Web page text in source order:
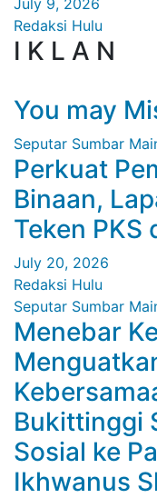
Redaksi Hulu
I K L A N
You may
Seputar Sumbar
Perkuat
Binaan,
Teken PKS
July 20, 2026
Redaksi Hulu
Seputar Sumbar
Menebar
Bukittinggi
Sosial ke
Ikhwanus